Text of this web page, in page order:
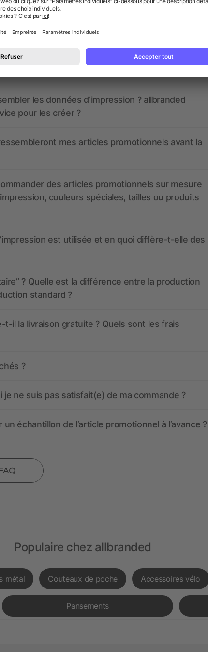
? Nous avons les réponses.
les données d’impression ? allbranded
pour les créer ?
mes articles promotionnels avant la
des articles promotionnels sur mesure
couleurs spéciales, tailles ou produits
est utilisée et en quoi diffère-t-elle des
? Quelle est la différence entre la production
standard ?
t-il la livraison gratuite ? Quels sont les frais
?
je ne suis pas satisfait(e) de ma commande ?
échantillon de l’article promotionnel à l’avance ?
Populaire chez allbranded
métal Couteaux de poche Accessoires vélo
Pansements